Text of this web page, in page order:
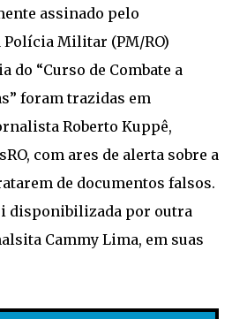
assinado pelo
Polícia Militar (PM/RO)
do “Curso de Combate a
foram trazidas em
Roberto Kuppê,
com ares de alerta sobre a
de documentos falsos.
disponibilizada por outra
Cammy Lima, em suas